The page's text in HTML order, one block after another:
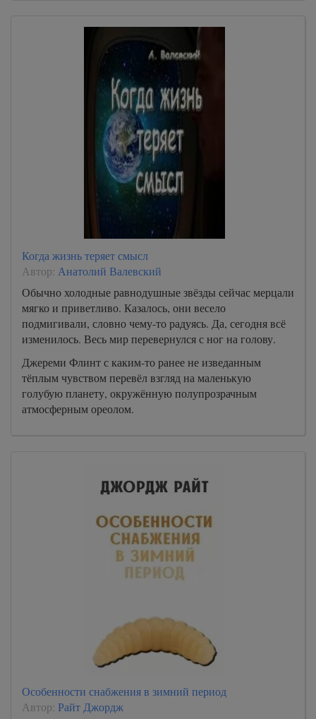
Когда жизнь теряет смысл
Автор: Анатолий Валевский
Обычно холодные равнодушные звёзды сейчас мерцали
мягко и приветливо. Казалось, они весело
подмигивали, словно чему-то радуясь. Да, сегодня всё
изменилось. Весь мир перевернулся с ног на голову.
Джереми Флинт с каким-то ранее не изведанным
тёплым чувством перевёл взгляд на маленькую
голубую планету, окружённую полупрозрачным
атмосферным ореолом.
Особенности снабжения в зимний период
Автор: Райт Джордж